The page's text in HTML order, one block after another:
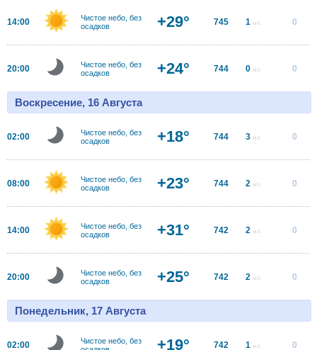
14:00
Чистое небо, без
осадков
+29° 745 1 м/с 0
20:00
Чистое небо, без
осадков
+24° 744 0 м/с 0
Воскресение, 16 Августа
02:00
Чистое небо, без
осадков
+18° 744 3 м/с 0
08:00
Чистое небо, без
осадков
+23° 744 2 м/с 0
14:00
Чистое небо, без
осадков
+31° 742 2 м/с 0
20:00
Чистое небо, без
осадков
+25° 742 2 м/с 0
Понедельник, 17 Августа
02:00
Чистое небо, без
+19° 742 1 м/с 0